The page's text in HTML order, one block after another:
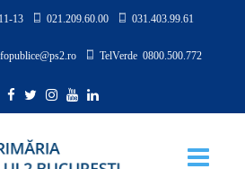
13 021.209.60.00 031.403.99.61
TelVerde 0800.500.772